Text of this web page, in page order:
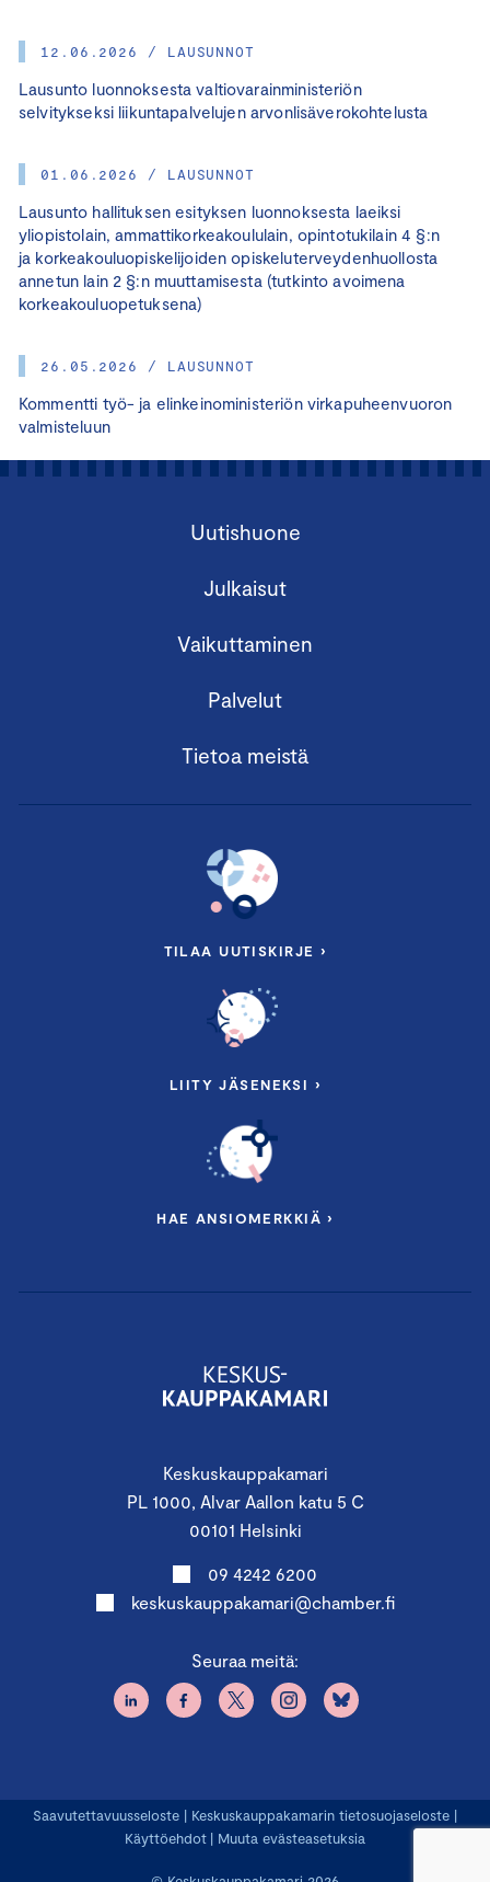
12.06.2026 / LAUSUNNOT
Lausunto luonnoksesta valtiovarainministeriön
selvitykseksi liikuntapalvelujen arvonlisäverokohtelusta
01.06.2026 / LAUSUNNOT
Lausunto hallituksen esityksen luonnoksesta laeiksi
yliopistolain, ammattikorkeakoululain, opintotukilain 4 §:n
ja korkeakouluopiskelijoiden opiskeluterveydenhuollosta
annetun lain 2 §:n muuttamisesta (tutkinto avoimena
korkeakouluopetuksena)
26.05.2026 / LAUSUNNOT
Kommentti työ- ja elinkeinoministeriön virkapuheenvuoron
valmisteluun
Keskuskauppakamari
PL 1000, Alvar Aallon katu 5 C
00101 Helsinki
09 4242 6200
keskuskauppakamari@chamber.fi
Seuraa meitä:
Uutishuone
Julkaisut
Vaikuttaminen
Palvelut
Tietoa meistä
TILAA UUTISKIRJE ›
LIITY JÄSENEKSI ›
HAE ANSIOMERKKIÄ ›
Saavutettavuusseloste | Keskuskauppakamarin tietosuojaseloste |
Käyttöehdot | Muuta evästeasetuksia